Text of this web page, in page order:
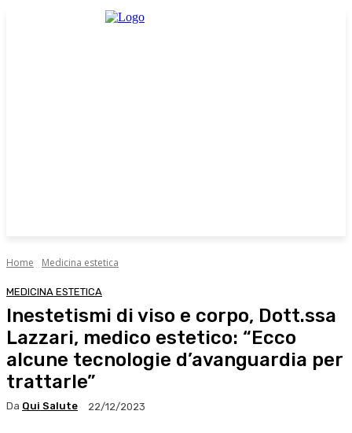
Home Medicina estetica
MEDICINA ESTETICA
Inestetismi di viso e corpo, Dott.ssa
Lazzari, medico estetico: “Ecco
alcune tecnologie d’avanguardia per
trattarle”
Da Qui Salute 22/12/2023